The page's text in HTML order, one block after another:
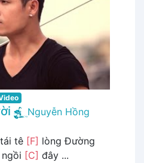
Nguyễn Hồng
tê [F] lòng Đường
[C] đây ...